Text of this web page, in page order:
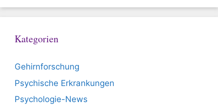
Kategorien
Gehirnforschung
Psychische Erkrankungen
Psychologie-News